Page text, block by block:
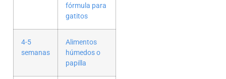
fórmula para
gatitos
4-5
semanas
Alimentos
húmedos o
papilla